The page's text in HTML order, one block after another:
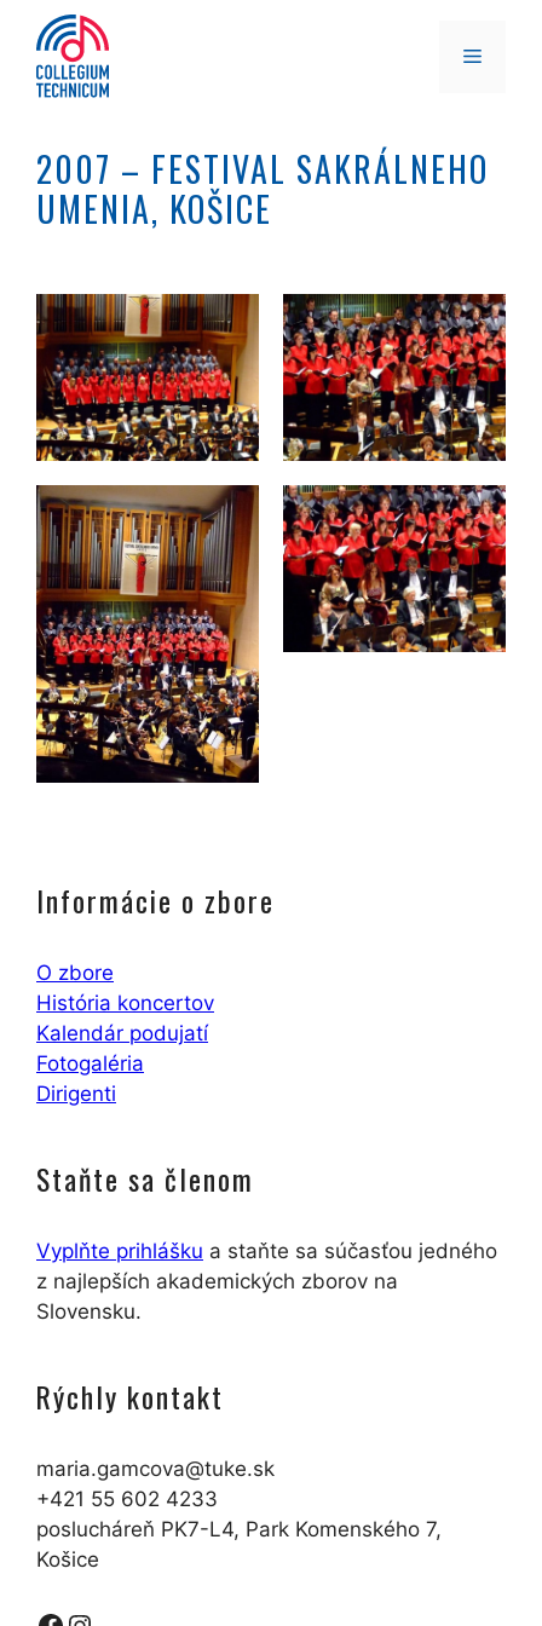
Preskočiť
obsah
MENU
2007 – FESTIVAL SAKRÁLNEHO
UMENIA, KOŠICE
Informácie o zbore
O zbore
História koncertov
Kalendár podujatí
Fotogaléria
Dirigenti
Staňte sa členom
Vyplňte prihlášku a staňte sa súčasťou jedného
z najlepších akademických zborov na
Slovensku.
Rýchly kontakt
maria.gamcova@tuke.sk
+421 55 602 4233
poslucháreň PK7-L4, Park Komenského 7,
Košice